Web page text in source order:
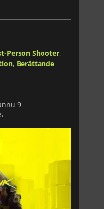
Person Shooter,
, Berättande
9